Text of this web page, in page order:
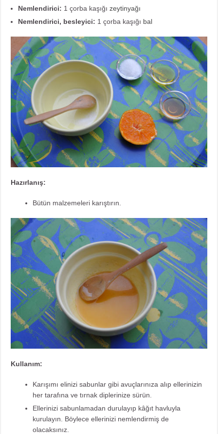
Nemlendirici: 1 çorba kaşığızeytinyağı
Nemlendirici, besleyici: 1 çorba kaşığı bal
Hazırlanış:
Bütün malzemeleri karıştırın.
Kullanım:
Karışımı elinizi sabunlar gibi avuçlarınıza alıp ellerinizin
her tarafına ve tırnak diplerinize sürün.
Ellerinizi sabunlamadan durulayıp kâğıt havluyla
kurulayın. Böylece ellerinizi nemlendirmiş de
olacaksınız.